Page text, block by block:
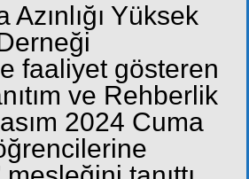
Azınlığı Yüksek
faaliyet gösteren
ve Rehberlik
2024 Cuma